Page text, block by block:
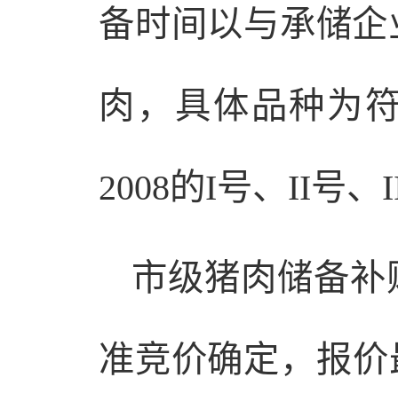
备时间以与承储
肉，具体品种为
2008的I号、II号
市级猪肉储备
准竞价确定，报